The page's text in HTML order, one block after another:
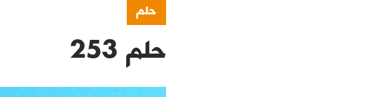
حلم
حلم 253